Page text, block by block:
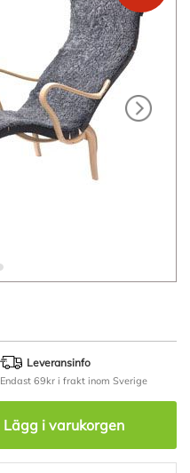
Leveransinfo
Endast 69kr i frakt inom Sverige
Lägg i varukorgen